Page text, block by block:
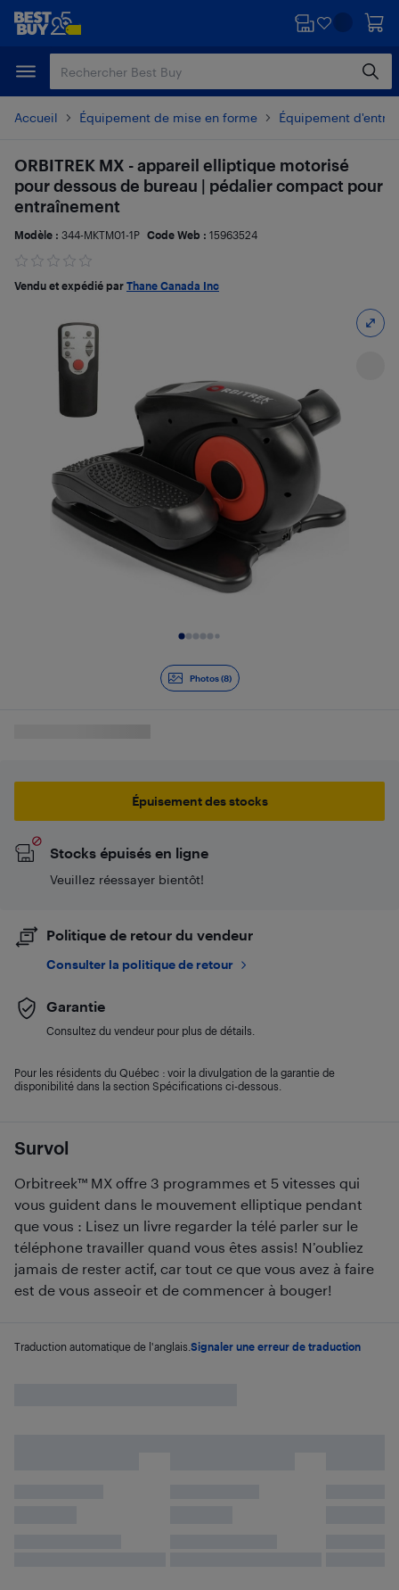
Passer
principal
Passer
Accueil Équipement de mise en forme Équipement
Photos (8)
Survol
Orbitreek™ MX offre 3 programmes et 5 vitesses qui
vous guident dans le mouvement elliptique pendant
que vous : Lisez un livre regarder la télé parler sur le
téléphone travailler quand vous êtes assis! N’oubliez
jamais de rester actif, car tout ce que vous avez à faire
est de vous asseoir et de commencer à bouger!
Traduction automatique de l'anglais. Signaler une erreur de traduction
ORBITREK MX - appareil elliptique motorisé
pour dessous de bureau | pédalier compact pour
entraînement
Modèle : 344-MKTM01-1P Code Web : 15963524
Vendu et expédié par Thane Canada Inc
Épuisement des stocks
Stocks épuisés en ligne
Veuillez réessayer bientôt!
Politique de retour du vendeur
Consulter la politique de retour
Garantie
Consultez du vendeur pour plus de détails.
Pour les résidents du Québec : voir la divulgation de la garantie de
disponibilité dans la section Spécifications ci-dessous.